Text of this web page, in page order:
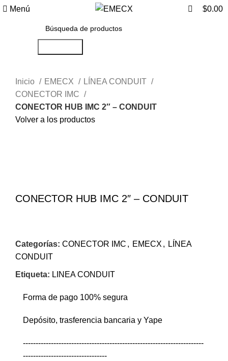
Menú $0.00
Inicio EMECX
LÍNEA CONDUIT
CONECTOR IMC
CONECTOR HUB IMC 2″ – CONDUIT
Volver a los productos
CONECTOR HUB IMC 2″ – CONDUIT
Categorías: CONECTOR IMC , EMECX , LÍNEA
CONDUIT
Etiqueta: LINEA CONDUIT
Forma de pago 100% segura
Depósito, trasferencia bancaria y Yape
-----------------------------------------------------------------------
---------------------------------